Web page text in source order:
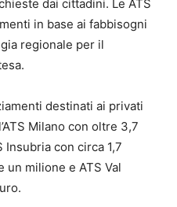
dai cittadini. Le ATS
in base ai fabbisogni
regionale per il
destinati ai privati
Milano con oltre 3,7
con circa 1,7
un milione e ATS Val